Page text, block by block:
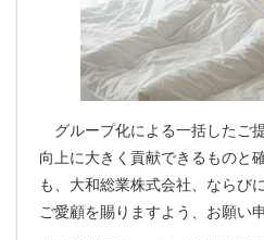
グループ化による一括したご
向上に大きく貢献できるものと
も、大和総業株式会社、ならび
ご愛顧を賜りますよう、お願い